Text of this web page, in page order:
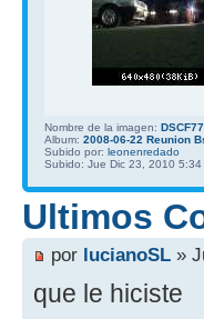
Nombre de la imagen:
Album: 2008-06-22 Reunion
Subido por: leonenredado
Subido: Jue Dic 23, 2010 5:34
Ultimos
por lucianoSL »
que le hiciste